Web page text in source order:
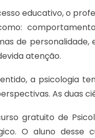
educativo, o
de personalidade,
atenção.
a psicologia
As duas
gratuito de
O aluno desse